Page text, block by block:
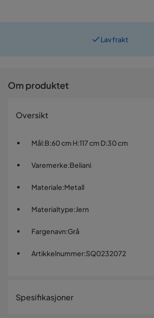
Lav frakt
Om produktet
Oversikt
Mål:B:60 cm H:117 cm D:30 cm
Varemerke:Beliani
Materiale:Metall
Materialtype:Jern
Fargenavn:Grå
Artikkelnummer:SQ0232072
Spesifikasjoner